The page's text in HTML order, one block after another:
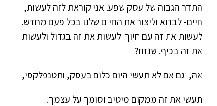
התדר הגבוה של עסק שפע. אני קוראת לזה לעשות,
חיים- לברוא וליצור את החיים שלנו בכל פעם מחדש.
לעשות את זה עם חיוך. לעשות את זה בגדול ולעשות
את זה בכיף. שנזוז?
אה, וגם אם לא תעשי היום כלום בעסק, ותטנפלקסי,
תעשי את זה ממקום מיטיב וסומך על עצמך.